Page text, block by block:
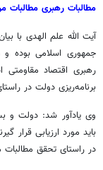
مطالبات رهبری مطالبات
آیت الله علم الهدی با
جمهوری اسلامی بوده و
رهبری اقتصاد
برنامه‌ریزی دولت در
وی یادآور شد: دولت و
باید مورد ارزیابی قرار
در راستای تحقق